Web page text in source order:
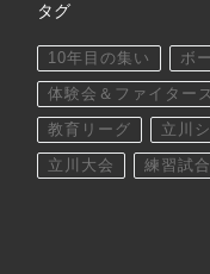
タグ
10年目の集い ボ
体験会＆ファイター
教育リーグ 立川
立川大会 練習試合